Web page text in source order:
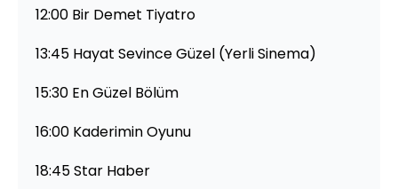
12:00 Bir Demet Tiyatro
13:45 Hayat Sevince Güzel (Yerli Sinema)
15:30 En Güzel Bölüm
16:00 Kaderimin Oyunu
18:45 Star Haber